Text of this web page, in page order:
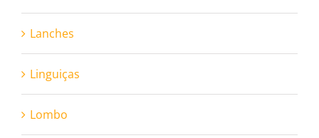
Lanches
Linguiças
Lombo